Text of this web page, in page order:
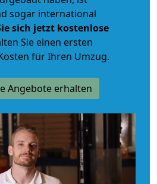
sogar international
sich jetzt kostenlose
Sie einen ersten
für Ihren Umzug.
Angebote erhalten